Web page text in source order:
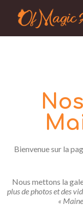
Bienvenue sur la
Nous mettons la
plus de photos et des
«